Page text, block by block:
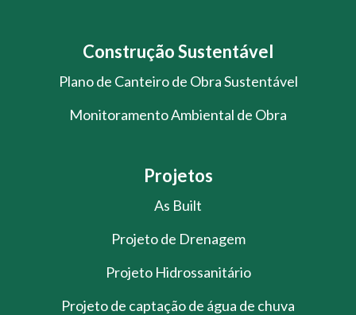
Construção Sustentável
Plano de Canteiro de Obra Sustentável
Monitoramento Ambiental de Obra
Projetos
As Built
Projeto de Drenagem
Projeto Hidrossanitário
Projeto de captação de água de chuva